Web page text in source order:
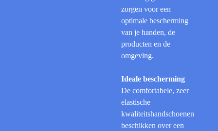
zorgen voor een
optimale bescherming
van je handen, de
producten en de
omgeving.
Ideale bescherming
De comfortabele, zeer
elastische
kwaliteitshandschoenen
beschikken over een